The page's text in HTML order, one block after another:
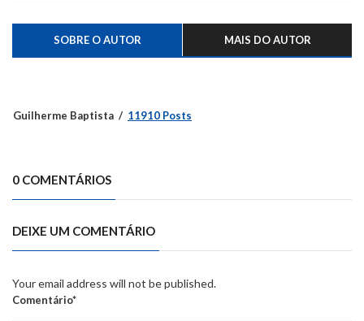
SOBRE O AUTOR MAIS DO AUTOR
Guilherme Baptista 11910 Posts
0 COMENTÁRIOS
DEIXE UM COMENTÁRIO
Your email address will not be published.
Comentário*